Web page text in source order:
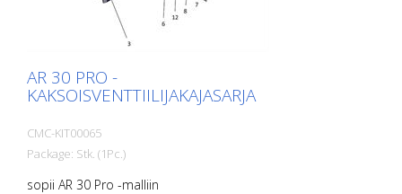
AR 30 PRO -
KAKSOISVENTTIILIJAKAJASARJA
CMC-KIT00065
Package: Stk. (1Pc.)
sopii AR 30 Pro -malliin